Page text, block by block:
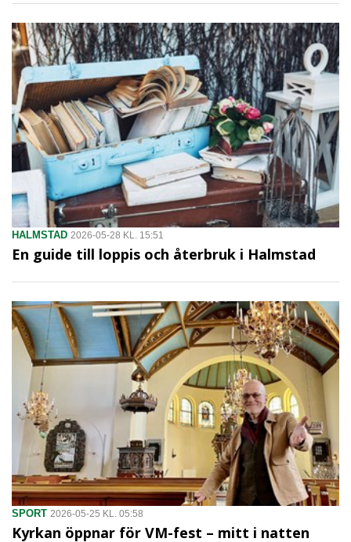
HALMSTAD 2026-05-28 KL. 15:51
En guide till loppis och återbruk i Halmstad
SPORT 2026-05-25 KL. 05:58
Kyrkan öppnar för VM-fest – mitt i natten